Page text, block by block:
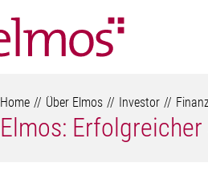
Home Über Elmos Investor
Elmos: